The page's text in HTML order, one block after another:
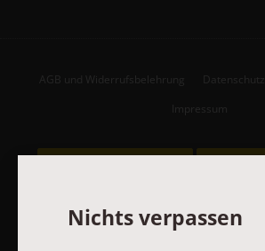
AGB und Widerrufsbelehrung Datenschutz
Impressum
Nichts verpassen